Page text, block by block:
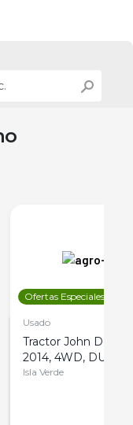
Ofertas Especiales
Usado
Tractor John Deere
2014, 4WD, DUAL
Isla Verde